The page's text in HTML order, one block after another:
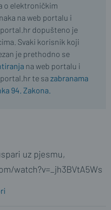
o elektroničkim
na web portalu i
dopušteno je
Svaki korisnik koji
je prethodno se
na web portalu i
te sa zabranama
94. Zakona.
uz pjesmu,
watch?v=_jh3BVtA5Ws